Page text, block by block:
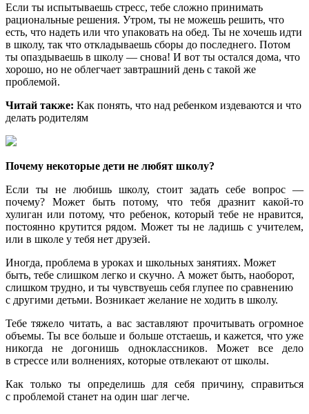
Если ты испытываешь стресс, тебе сложно принимать
рациональные решения. Утром, ты не можешь решить, что
есть, что надеть или что упаковать на обед. Ты не хочешь идти
в школу, так что откладываешь сборы до последнего. Потом
ты опаздываешь в школу — снова! И вот ты остался дома, что
хорошо, но не облегчает завтрашний день с такой же
проблемой.
Читай также: Как понять, что над ребенком издеваются и что
делать родителям
Почему некоторые дети не любят школу?
Если ты не любишь школу, стоит задать себе вопрос —
почему? Может быть потому, что тебя дразнит какой-то
хулиган или потому, что ребенок, который тебе не нравится,
постоянно крутится рядом. Может ты не ладишь с учителем,
или в школе у тебя нет друзей.
Иногда, проблема в уроках и школьных занятиях. Может
быть, тебе слишком легко и скучно. А может быть, наоборот,
слишком трудно, и ты чувствуешь себя глупее по сравнению
с другими детьми. Возникает желание не ходить в школу.
Тебе тяжело читать, а вас заставляют прочитывать огромное
объемы. Ты все больше и больше отстаешь, и кажется, что уже
никогда не догонишь одноклассников. Может все дело
в стрессе или волнениях, которые отвлекают от школы.
Как только ты определишь для себя причину, справиться
с проблемой станет на один шаг легче.